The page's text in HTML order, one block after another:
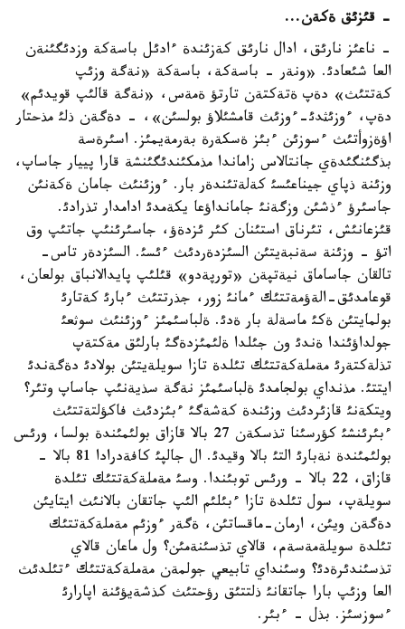
- قئزئق ةكةن...
- ناعئز نارئق، ادال نارئق كةزئندة ءادئل باسةكة وزدئگئنةن
العا شئعادئ. «ونةر - باسةكة، باسةكة «نةگة وزئپ
كةتتئث» دةپ ةتةكتةن تارتؤ ةمةس، «نةگة قالئپ قويدئم»
دةپ، ءوزئثدئ-ءوزئث قامشئلاؤ بولسئن»، - دةگةن ذلئ مذحتار
اؤةزوأتئث ءسوزئن ءبئز ةسكةرة بةرمةيمئز. اسئرةسة
بذگئنگئدةي جانتالاس زاماندا مذمكئندئگئنشة قارا پييار جاساپ،
وزئنة ذپاي جيناعئسئ كةلةتئندةر بار. ءوزئنئث جامان ةكةنئن
جاسئرؤ ءذشئن وزگةنئ جامانداؤعا يكةمدئ ادامدار تذرادئ.
قئزعانئش، تئرناق استئنان كئر ئزدةؤ، جاسئرئنئپ جاتئپ وق
اتؤ - وزئنة سةنبةيتئن السئزدةردئث ءئسئ. السئزدةر تاس-
تالقان جاساماق نيةتپةن «تورپةدو» قئلئپ پايدالانباق بولعان،
قوعامدئق-الةؤمةتتئك ءمانئ زور، جذرتتئث ءبارئ كةتارئ
بولمايتئن ةكئ ماسةلة بار ةدئ. ةلباسئمئز ءوزئنئث سوثعئ
جولداؤئندا ةندئ ون جئلدا ةلئمئزدةگئ بارلئق مةكتةپ
تذلةكتةرئ مةملةكةتتئك تئلدة تازا سويلةيتئن بولادئ دةگةندئ
ايتتئ. مذنداي بولجامدئ ةلباسئمئز نةگة سذيةنئپ جاساپ وتئر؟
ويتكةنئ قازئردئث وزئندة كةشةگئ ءبئزدئث فاكؤلتةتتئث
ءبئرئنشئ كؤرسئنا تذسكةن 27 بالا قازاق بولئمئندة بولسا، ورئس
بولئمئندة نةبارئ التئ بالا وقيدئ. ال جالپئ كافةدرادا 81 بالا -
قازاق، 22 بالا - ورئس توبئندا. وسئ مةملةكةتتئك تئلدة
سويلةپ، سول تئلدة تازا ءبئلئم الئپ جاتقان بالانئث ايتايئن
دةگةن ويئن، ارمان-ماقساتئن، ةگةر ءوزئم مةملةكةتتئك
تئلدة سويلةمةسةم، قالاي تذسئنةمئن؟ ول ماعان قالاي
تذسئندئرةدئ؟ وسئنداي تابيعي جولمةن مةملةكةتتئك ءتئلدئث
العا وزئپ بارا جاتقانئ ذلتتئق رؤحتئث كذشةيؤئنة اپارارئ
ءسوزسئز. بذل - ءبئر.